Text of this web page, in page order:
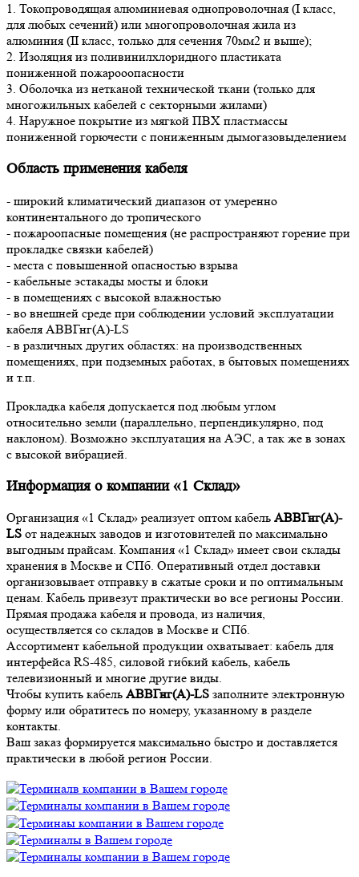
1. Токопроводящая алюминиевая однопроволочная (I класс,
для любых сечений) или многопроволочная жила из
алюминия (II класс, только для сечения 70мм2 и выше);
2. Изоляция из поливинилхлоридного пластиката
пониженной пожарооопасности
3. Оболочка из нетканой технической ткани (только для
многожильных кабелей с секторными жилами)
4. Наружное покрытие из мягкой ПВХ пластмассы
пониженной горючести с пониженным дымогазовыделением
Область применения кабеля
- широкий климатический диапазон от умеренно
континентального до тропического
- пожароопасные помещения (не распространяют горение при
прокладке связки кабелей)
- места с повышенной опасностью взрыва
- кабельные эстакады мосты и блоки
- в помещениях с высокой влажностью
- во внешней среде при соблюдении условий эксплуатации
кабеля АВВГнг(А)-LS
- в различных других областях: на производственных
помещениях, при подземных работах, в бытовых помещениях
и т.п.
Прокладка кабеля допускается под любым углом
относительно земли (параллельно, перпендикулярно, под
наклоном). Возможно эксплуатация на АЭС, а так же в зонах
с высокой вибрацией.
Информация о компании «1 Склад»
Организация «1 Склад» реализует оптом кабель АВВГнг(А)-
LS от надежных заводов и изготовителей по максимально
выгодным прайсам. Компания «1 Склад» имеет свои склады
хранения в Москве и СПб. Оперативный отдел доставки
организовывает отправку в сжатые сроки и по оптимальным
ценам. Кабель привезут практически во все регионы России.
Прямая продажа кабеля и провода, из наличия,
осуществляется со складов в Москве и СПб.
Ассортимент кабельной продукции охватывает: кабель для
интерфейса RS-485, силовой гибкий кабель, кабель
телевизионный и многие другие виды.
Чтобы купить кабель АВВГнг(А)-LS заполните электронную
форму или обратитесь по номеру, указанному в разделе
контакты.
Ваш заказ формируется максимально быстро и доставляется
практически в любой регион России.